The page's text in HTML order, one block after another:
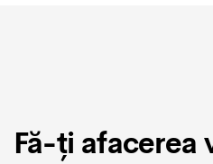
Fă-ți afacerea